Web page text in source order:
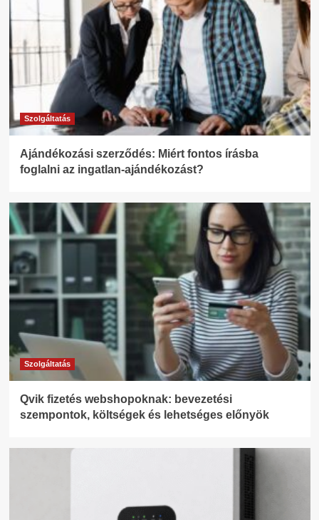
Szolgáltatás
Ajándékozási szerződés: Miért fontos írásba
foglalni az ingatlan-ajándékozást?
Szolgáltatás
Qvik fizetés webshopoknak: bevezetési
szempontok, költségek és lehetséges előnyök